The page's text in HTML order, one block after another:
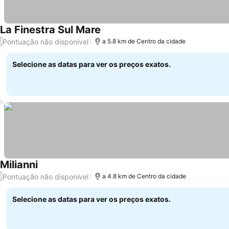
La Finestra Sul Mare
/Pontuação não disponível a 5.8 km de Centro da cidade
Selecione as datas para ver os preços exatos.
Milianni
/Pontuação não disponível a 4.8 km de Centro da cidade
Selecione as datas para ver os preços exatos.